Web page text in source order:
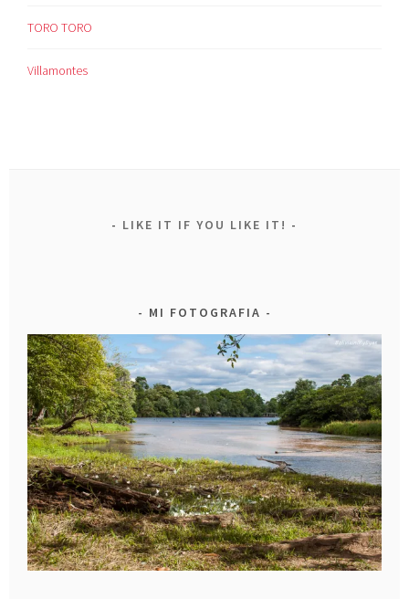
TORO TORO
Villamontes
LIKE IT IF YOU LIKE IT!
MI FOTOGRAFIA